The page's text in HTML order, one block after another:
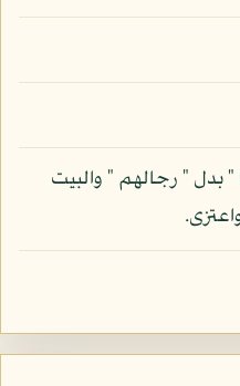
" بدل " رجالهم " والبيت